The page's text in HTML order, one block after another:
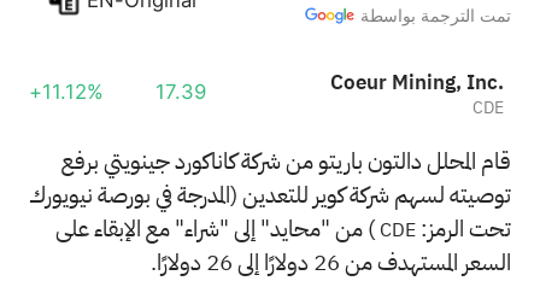
تمت الترجمة بواسطة
Coeur Mining, Inc.
CDE
17.39
+11.12%
قام المحلل دالتون باريتو من شركة كاناكورد جينويتي برفع
توصيته لسهم شركة كوير للتعدين (المدرجة في بورصة نيويورك
تحت الرمز: CDE) من "محايد" إلى "شراء" مع الإبقاء على
السعر المستهدف من 26 دولارًا إلى 26 دولارًا.